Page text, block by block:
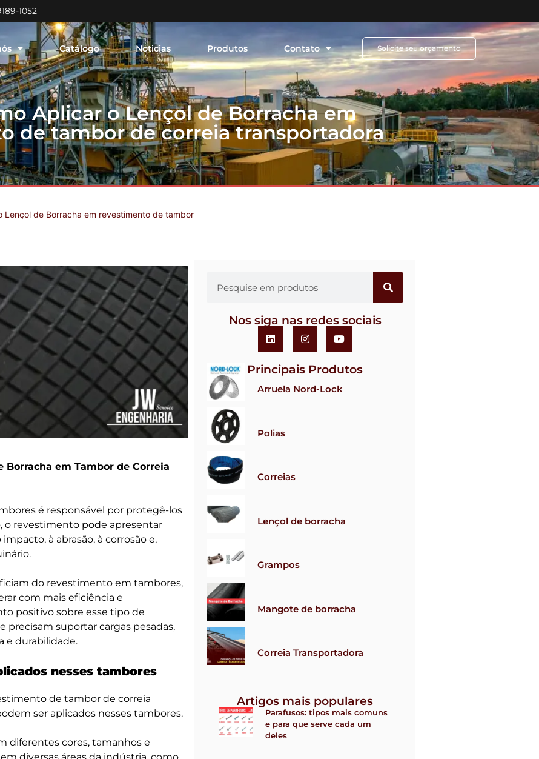
1052
Catálogo Noticias Produtos Contato Solicite seu orçamento
Aplicar o Lençol de Borracha em
de tambor de correia transportadora
Lençol de Borracha em revestimento de tambor
Borracha em Tambor de Correia
é responsável por protegê-los
o revestimento pode apresentar
à abrasão, à corrosão e,
do revestimento em tambores,
com mais eficiência e
positivo sobre esse tipo de
suportar cargas pesadas,
e durabilidade.
nesses tambores
de tambor de correia
ser aplicados nesses tambores.
diferentes cores, tamanhos e
Nos siga nas redes sociais
Principais Produtos
Arruela Nord-Lock
Polias
Correias
Lençol de borracha
Grampos
Mangote de borracha
Correia Transportadora
Artigos mais populares
Parafusos: tipos mais comuns
e para que serve cada um
deles